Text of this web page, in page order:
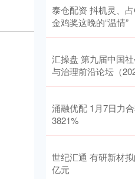
泰仓配资 抖机灵、
金鸡奖这晚的“温情”
汇操盘 第九届中国
与治理前沿论坛（
涌融优配 1月7日力
3821%
世纪汇通 有研新材
亿元